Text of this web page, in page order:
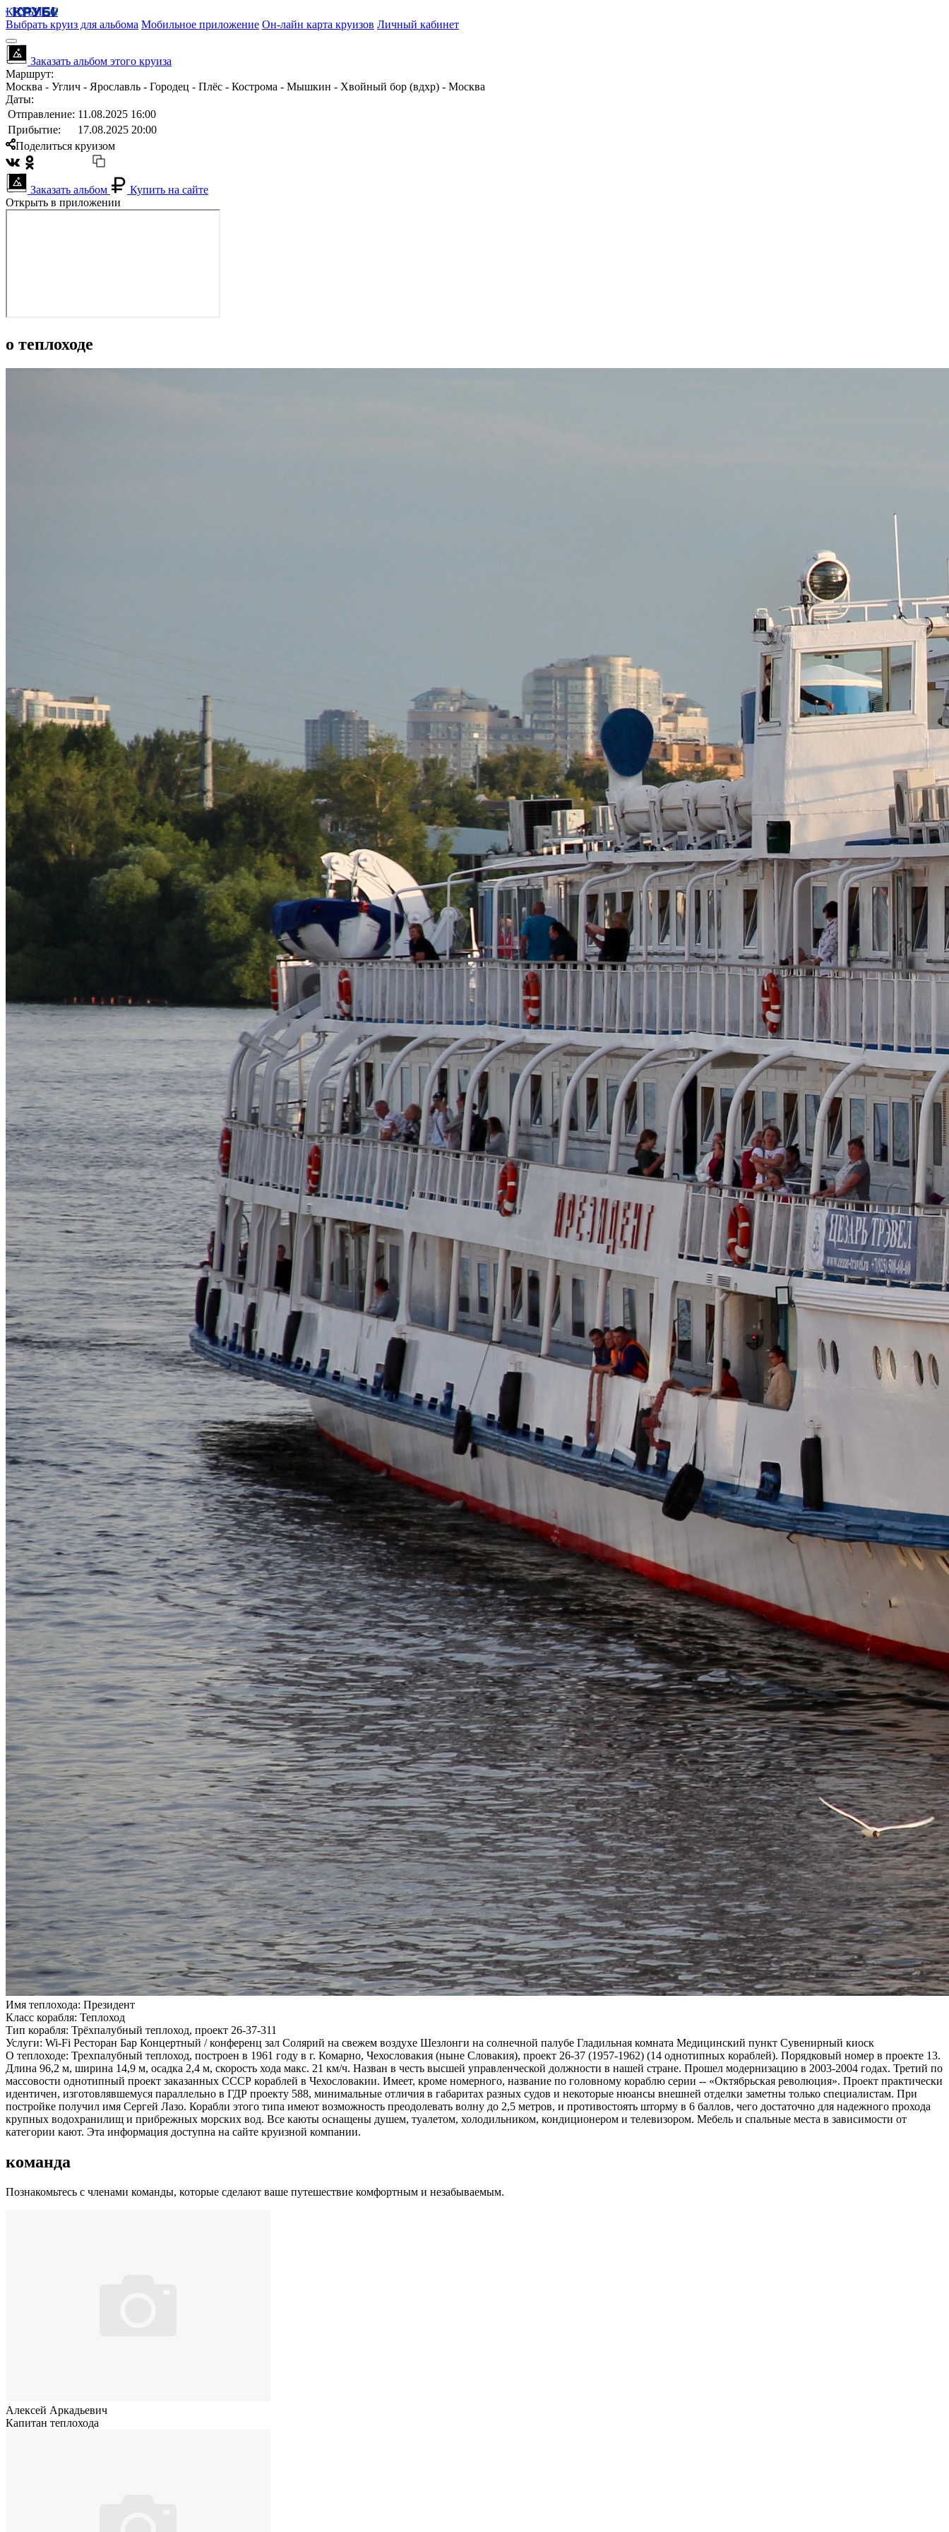
КРУБИСС
Выбрать круиз для альбома Мобильное приложение Он-лайн карта круизов Личный кабинет
Заказать альбом этого круиза
Маршрут:
Москва - Углич - Ярославль - Городец - Плёс - Кострома - Мышкин - Хвойный бор (вдхр) - Москва
Даты:
Отправление: 11.08.2025 16:00
Прибытие:
17.08.2025 20:00
Поделиться круизом
Заказать альбом
Купить на сайте
Открыть в приложении
о теплоходе
Имя теплохода: Президент
Класс корабля: Теплоход
Тип корабля: Трёхпалубный теплоход, проект 26-37-311
Услуги: Wi-Fi Ресторан Бар Концертный / конференц зал Солярий на свежем воздухе Шезлонги на солнечной палубе Гладильная комната Медицинский пункт Сувенирный киоск
О теплоходе: Трехпалубный теплоход, построен в 1961 году в г. Комарно, Чехословакия (ныне Словакия), проект 26-37 (1957-1962) (14 однотипных кораблей). Порядковый номер в проекте 13.
Длина 96,2 м, ширина 14,9 м, осадка 2,4 м, скорость хода макс. 21 км/ч. Назван в честь высшей управленческой должности в нашей стране. Прошел модернизацию в 2003-2004 годах. Третий по
массовости однотипный проект заказанных СССР кораблей в Чехословакии. Имеет, кроме номерного, название по головному кораблю серии -- «Октябрьская революция». Проект практически
идентичен, изготовлявшемуся параллельно в ГДР проекту 588, минимальные отличия в габаритах разных судов и некоторые нюансы внешней отделки заметны только специалистам. При
постройке получил имя Сергей Лазо. Корабли этого типа имеют возможность преодолевать волну до 2,5 метров, и противостоять шторму в 6 баллов, чего достаточно для надежного прохода
крупных водохранилищ и прибрежных морских вод. Все каюты оснащены душем, туалетом, холодильником, кондиционером и телевизором. Мебель и спальные места в зависимости от
категории кают. Эта информация доступна на сайте круизной компании.
команда
Познакомьтесь с членами команды, которые сделают ваше путешествие комфортным и незабываемым.
Алексей Аркадьевич
Капитан теплохода